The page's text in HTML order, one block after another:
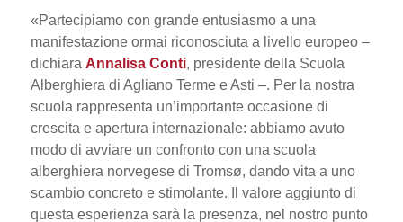
«Partecipiamo con grande entusiasmo a una
manifestazione ormai riconosciuta a livello europeo–
dichiara Annalisa Conti, presidente della Scuola
Alberghiera di Agliano Terme e Asti –. Per la nostra
scuola rappresenta un’importante occasione di
crescita e apertura internazionale: abbiamo avuto
modo di avviare un confronto con una scuola
alberghiera norvegese di Tromsø, dando vita a uno
scambio concreto e stimolante. Il valore aggiunto di
questa esperienza sarà la presenza, nel nostro punto